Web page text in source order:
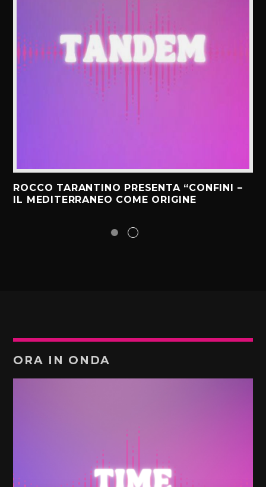
ROCCO TARANTINO PRESENTA “CONFINI –
IL MEDITERRANEO COME ORIGINE
ORA IN ONDA